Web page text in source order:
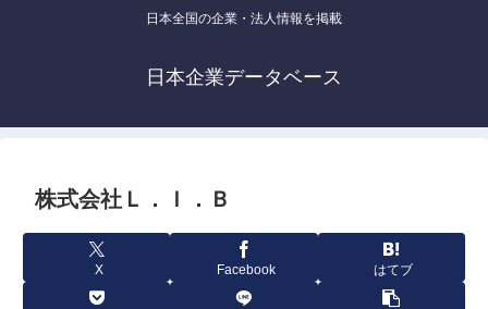
日本全国の企業・法人情報を掲載
日本企業データベース
株式会社Ｌ．Ｉ．Ｂ
X Facebook はてブ